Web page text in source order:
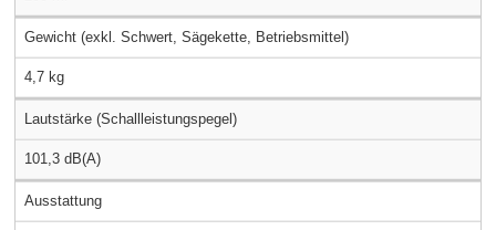
Gewicht (exkl. Schwert, Sägekette, Betriebsmittel)
4,7 kg
Lautstärke (Schallleistungspegel)
101,3 dB(A)
Ausstattung